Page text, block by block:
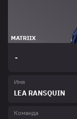
MATRIIX
-
Имя
LEA RANSQUIN
Команда